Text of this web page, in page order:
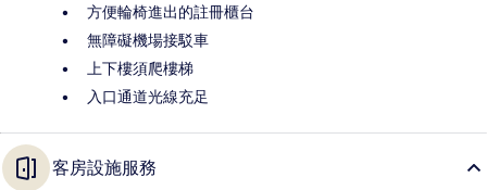
方便輪椅進出的註冊櫃台
無障礙機場接駁車
上下樓須爬樓梯
入口通道光線充足
客房設施服務